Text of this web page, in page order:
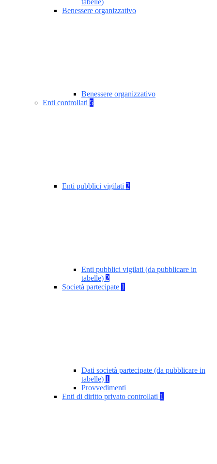
tabelle)
Benessere organizzativo
Benessere organizzativo
Enti controllati 5
Enti pubblici vigilati 2
Enti pubblici vigilati (da pubblicare in
tabelle) 2
Società partecipate 1
Dati società partecipate (da pubblicare in
tabelle) 1
Provvedimenti
Enti di diritto privato controllati 1